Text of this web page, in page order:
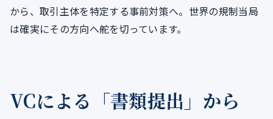
から、取引主体を特定する事前対策へ。世界の規制当局
は確実にその方向へ舵を切っています。
VCによる「書類提出」から